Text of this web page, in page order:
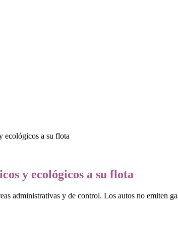
ecológicos a su flota
y ecológicos a su flota
administrativas y de control. Los autos no emiten